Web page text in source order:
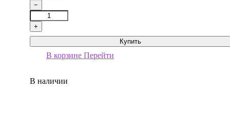
−
+
Купить
В корзине Перейти
В наличии